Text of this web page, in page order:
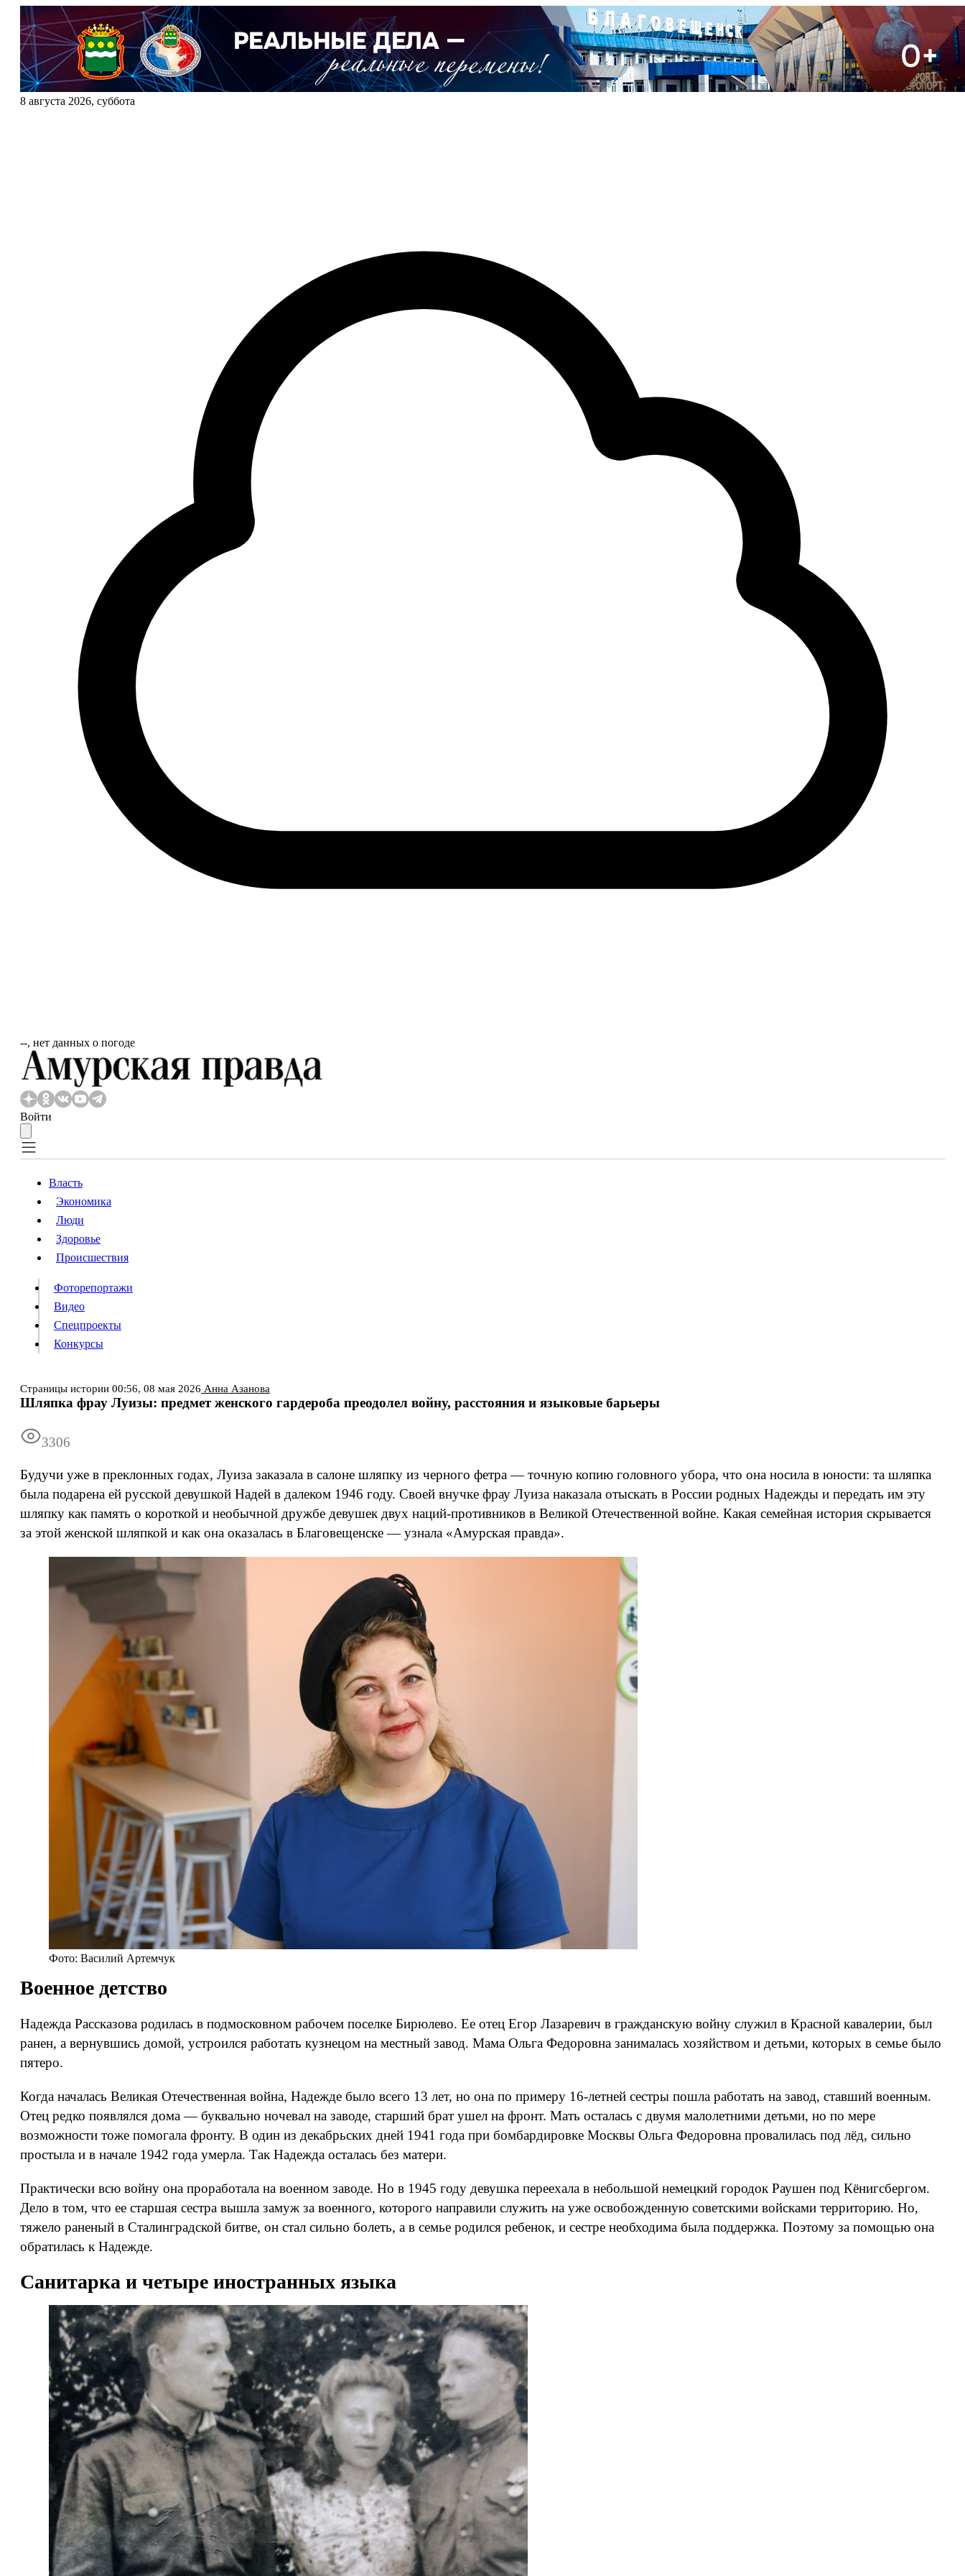
8 августа 2026, суббота
‐‐, нет данных о погоде
Войти
Власть
Происшествия
Видео
Конкурсы
Информация
Власть
Экономика
Люди
Здоровье
Происшествия
Фоторепортажи
Видео
Спецпроекты
Конкурсы
Страницы истории 00:56, 08 мая 2026 Анна Азанова
Шляпка фрау Луизы: предмет женского гардероба преодолел войну, расстояния и языковые барьеры
3306
Будучи уже в преклонных годах, Луиза заказала в салоне шляпку из черного фетра — точную копию головного убора, что она носила в юности: та шляпка
была подарена ей русской девушкой Надей в далеком 1946 году. Своей внучке фрау Луиза наказала отыскать в России родных Надежды и передать им эту
шляпку как память о короткой и необычной дружбе девушек двух наций-противников в Великой Отечественной войне. Какая семейная история скрывается
за этой женской шляпкой и как она оказалась в Благовещенске — узнала «Амурская правда».
Фото: Василий Артемчук
Военное детство
Надежда Рассказова родилась в подмосковном рабочем поселке Бирюлево. Ее отец Егор Лазаревич в гражданскую войну служил в Красной кавалерии, был
ранен, а вернувшись домой, устроился работать кузнецом на местный завод. Мама Ольга Федоровна занималась хозяйством и детьми, которых в семье было
пятеро.
Когда началась Великая Отечественная война, Надежде было всего 13 лет, но она по примеру 16-летней сестры пошла работать на завод, ставший военным.
Отец редко появлялся дома — буквально ночевал на заводе, старший брат ушел на фронт. Мать осталась с двумя малолетними детьми, но по мере
возможности тоже помогала фронту. В один из декабрьских дней 1941 года при бомбардировке Москвы Ольга Федоровна провалилась под лёд, сильно
простыла и в начале 1942 года умерла. Так Надежда осталась без матери.
Практически всю войну она проработала на военном заводе. Но в 1945 году девушка переехала в небольшой немецкий городок Раушен под Кёнигсбергом.
Дело в том, что ее старшая сестра вышла замуж за военного, которого направили служить на уже освобожденную советскими войсками территорию. Но,
тяжело раненый в Сталинградской битве, он стал сильно болеть, а в семье родился ребенок, и сестре необходима была поддержка. Поэтому за помощью она
обратилась к Надежде.
Санитарка и четыре иностранных языка